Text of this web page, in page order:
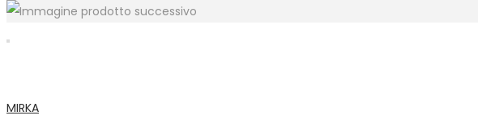
prezzoprezzo
MIRKA